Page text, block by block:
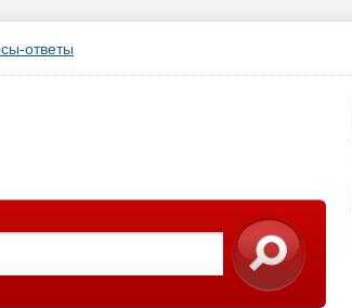
ответы